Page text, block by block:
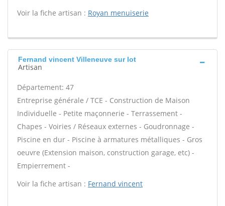
Voir la fiche artisan : Royan menuiserie
Fernand vincent Villeneuve sur lot
Artisan
Département: 47
Entreprise générale / TCE - Construction de Maison
Individuelle - Petite maçonnerie - Terrassement -
Chapes - Voiries / Réseaux externes - Goudronnage -
Piscine en dur - Piscine à armatures métalliques - Gros
oeuvre (Extension maison, construction garage, etc) -
Empierrement -
Voir la fiche artisan : Fernand vincent